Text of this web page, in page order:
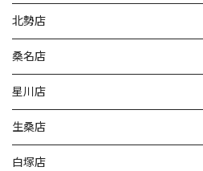
北勢店
桑名店
星川店
生桑店
白塚店